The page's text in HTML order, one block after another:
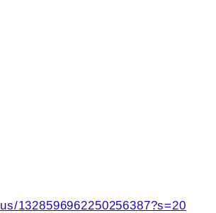
1328596962250256387?s=20